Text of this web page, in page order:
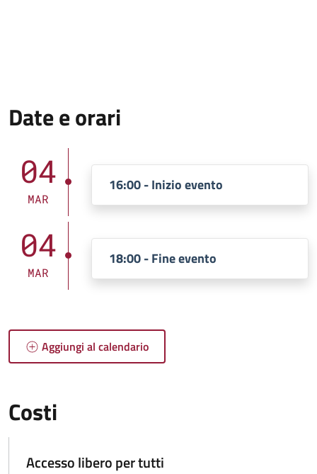
Date e orari
04
MAR
16:00 - Inizio evento
04
MAR
18:00 - Fine evento
Aggiungi al calendario
Costi
Accesso libero per tutti